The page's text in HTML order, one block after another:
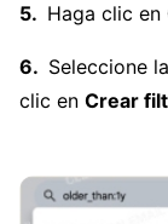
Haga clic en
Seleccione
clic en Crear